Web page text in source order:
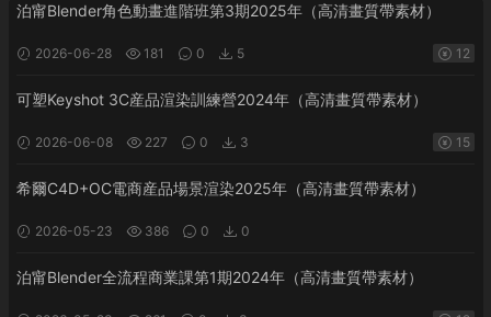
泊甯Blender角色動畫進階班第3期2025年（高清畫質帶素材）
2026-06-28 181 0 5 12
可塑Keyshot 3C産品渲染訓練營2024年（高清畫質帶素材）
2026-06-08 227 0 3 15
希爾C4D+OC電商産品場景渲染2025年（高清畫質帶素材）
2026-05-23 386 0 0
泊甯Blender全流程商業課第1期2024年（高清畫質帶素材）